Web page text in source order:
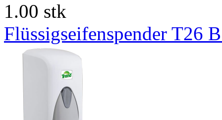
1.00 stk
Flüssigseifenspender T26